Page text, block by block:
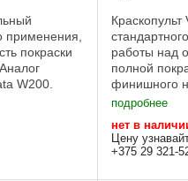
применения,
покраски
W200.
работы над
полной
финишного
работать с
подробнее
нет в
Цену
+375 29 321-